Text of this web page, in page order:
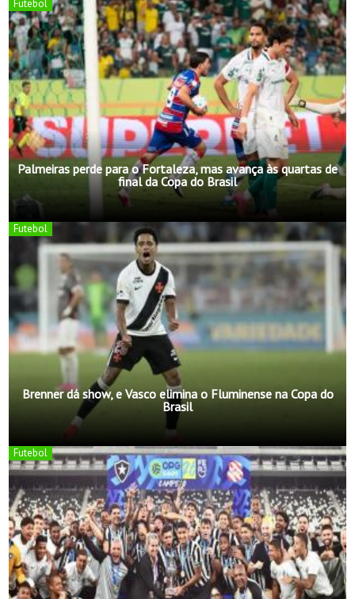
Futebol
Palmeiras perde para o Fortaleza, mas avança às quartas de
final da Copa do Brasil
Futebol
Brenner dá show, e Vasco elimina o Fluminense na Copa do
Brasil
Futebol